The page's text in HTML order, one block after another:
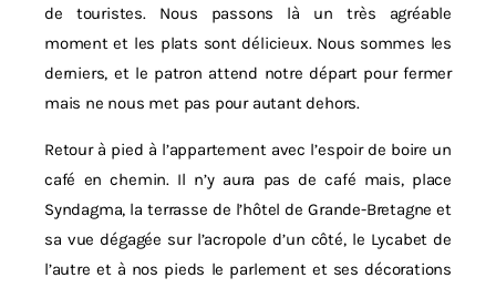
de touristes. Nous passons là un très agréable
moment et les plats sont délicieux. Nous sommes les
derniers, et le patron attend notre départ pour fermer
mais ne nous met pas pour autant dehors.
Retour à pied à l’appartement avec l’espoir de boire un
café en chemin. Il n’y aura pas de café mais, place
Syndagma, la terrasse de l’hôtel de Grande-Bretagne et
sa vue dégagée sur l’acropole d’un côté, le Lycabet de
l’autre et à nos pieds le parlement et ses décorations